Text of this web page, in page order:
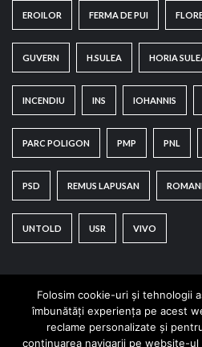
EROILOR FERMA DE PUI
GUVERN H.SULEA HORIA
INCENDIU INS IOHANNIS
PARC POLIGON PMP PNL
PSD REMUS LAPUSAN
UNTOLD USR VIVO
Folosim cookie-uri și tehnologii
îmbunătăți experiența pe acest
reclame personalizate și
continuarea navigarii pe website-